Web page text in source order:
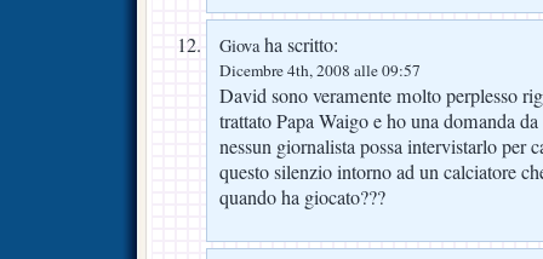
Giovaha scritto:
Dicembre 4th, 2008 alle 09:57
David sono veramente molto perplesso
trattato Papa Waigo e ho una domanda
nessun giornalista possa intervistarlo per
questo silenzio intorno ad un calciatore
quando ha giocato???